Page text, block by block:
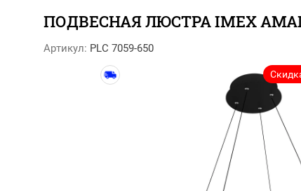
ПОДВЕСНАЯ ЛЮСТРА IMEX
Артикул: PLC 7059-650